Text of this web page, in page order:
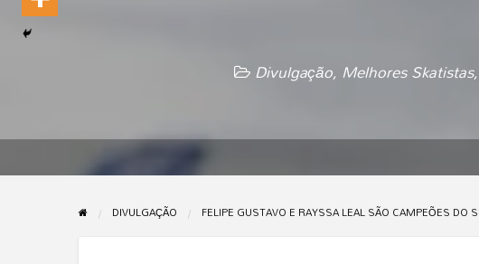
Divulgação, Melhores Skatistas,
DIVULGAÇÃO FELIPE GUSTAVO E RAYSSA LEAL SÃO CAMPEÕES DO